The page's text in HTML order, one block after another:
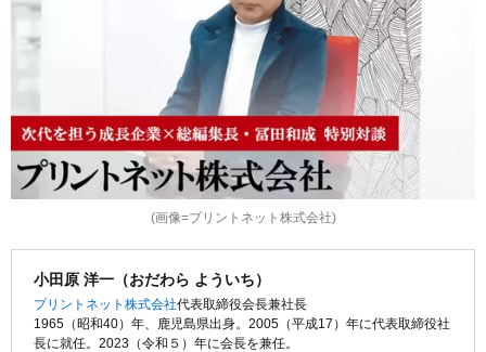
(画像=プリントネット株式会社)
小田原 洋一（おだわら よういち）
プリントネット株式会社代表取締役会長兼社長
1965（昭和40）年、鹿児島県出身。2005（平成17）年に代表取締役社
長に就任。2023（令和５）年に会長を兼任。